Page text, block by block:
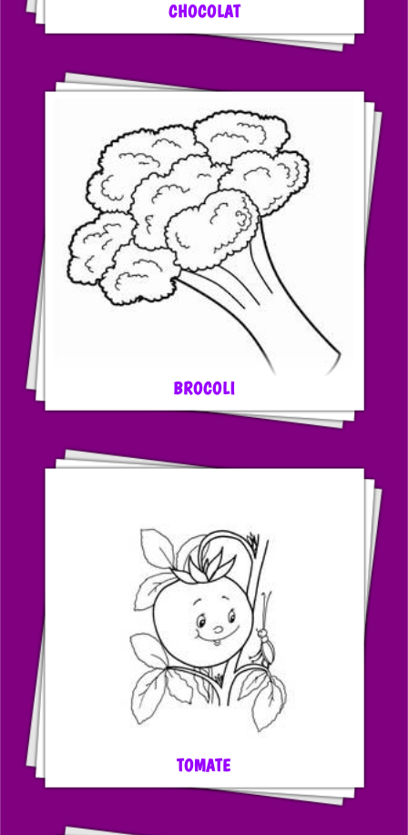
CHOCOLAT
BROCOLI
TOMATE